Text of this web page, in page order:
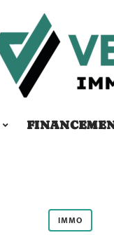
IMMO